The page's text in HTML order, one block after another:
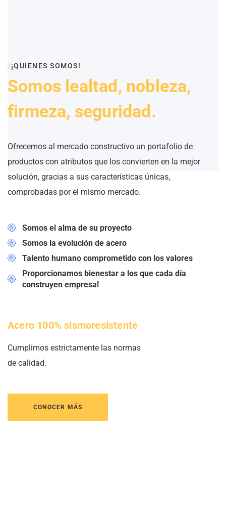
/¡QUIENES SOMOS!
Somos lealtad, nobleza,
firmeza, seguridad.
Ofrecemos al mercado constructivo un portafolio de
productos con atributos que los convierten en la mejor
solución, gracias a sus características únicas,
comprobadas por el mismo mercado.
Somos el alma de su proyecto
Somos la evolución de acero
Talento humano comprometido con los valores
Proporcionamos bienestar a los que cada día
construyen empresa!
Acero 100% sismoresistente
Cumplimos estrictamente las normas
de calidad.
CONOCER MÁS